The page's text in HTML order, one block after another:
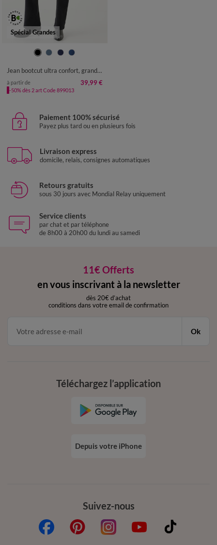
Spécial Grandes
38 40 42 44
Jean bootcut ultra confort, grande stature
à partir de 39,99 €
-50% dès 2 art Code 899013
Paiement 100% sécurisé
Payez plus tard ou en plusieurs fois
Livraison express
domicile, relais, consignes automatiques
Retours gratuits
sous 30 jours avec Mondial Relay uniquement
Service clients
par chat et par téléphone
de 8h00 à 20h00 du lundi au samedi
11€ Offerts
en vous inscrivant à la newsletter
dès 20€ d’achat
conditions dans votre email de confirmation
Ok
Suivez-nous
Téléchargez l’application
Depuis votre iPhone